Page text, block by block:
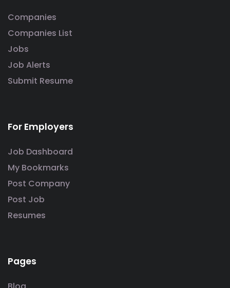
Companies
Companies List
Jobs
Job Alerts
Submit Resume
For Employers
Job Dashboard
My Bookmarks
Post Company
Post Job
Resumes
Pages